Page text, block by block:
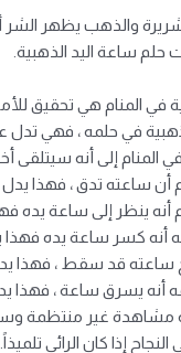
شريرة والذهب يظهر
ساعة اليد الذهبية.
في المنام هي تحقيق
في حلمه ، فهي تدل
المنام إلى أنه سيتلقى
أن ساعته تدق ، فهذا
أنه ينظر إلى ساعة يده
أنه كسر ساعة يده فهذا
ساعته قد سقط ، فهذا
أنه يسرق ساعة ،
غير منتظمة
إذا كان الرائي تلميذاً.